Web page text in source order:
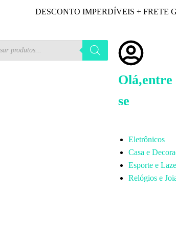
DESCONTO IMPERDÍVEIS + FRETE
Olá,entre
se
Eletrônicos
Casa e
Esporte e
Relógios e